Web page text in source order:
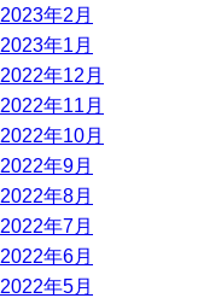
2023年2月
2023年1月
2022年12月
2022年11月
2022年10月
2022年9月
2022年8月
2022年7月
2022年6月
2022年5月